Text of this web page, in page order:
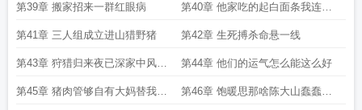
第39章 搬家招来一群红眼病 第40章 他家吃的起白面条我连名
字都倒着念
第41章 三人组成立进山猎野猪 第42章 生死搏杀命悬一线
第43章 狩猎归来夜已深家中风云
突变
第44章 他们的运气怎么能这么好
第45章 猪肉管够自有大妈替我出 第46章 饱暖思那啥陈大山蠢蠢欲